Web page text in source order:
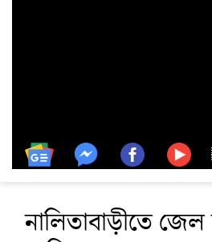
নালিতাবাড়ীতে জেল